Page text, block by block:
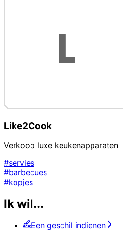
Like2Cook
Verkoop luxe keukenapparaten
#servies
#barbecues
#kopjes
Ik wil...
Een geschil indienen